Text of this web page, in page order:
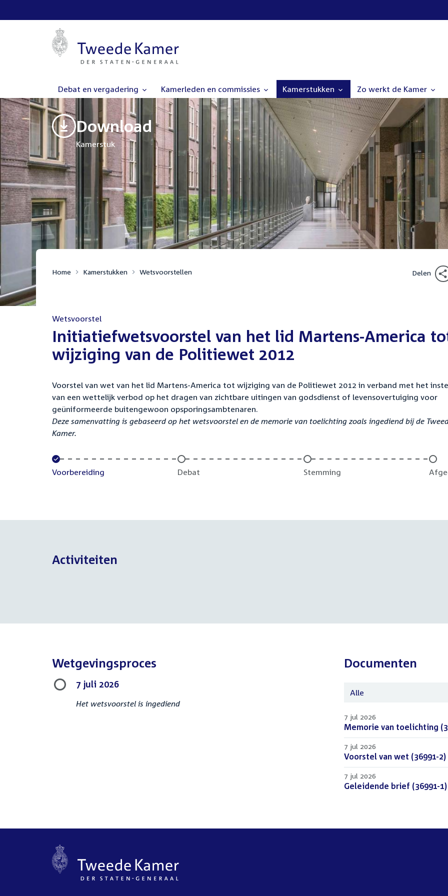
Debat en vergadering Kamerleden en commissies Kamerstukken Zo werkt de Kamer
Download
Kamerstuk
Home Kamerstukken Wetsvoorstellen Delen
Wetsvoorstel
:Initiatiefwetsvoorstel van het lid Martens-America
wijziging van de Politiewet 2012
Voorstel van wet van het lid Martens-America tot wijziging van de Politiewet 2012 in verband met het
van een wettelijk verbod op het dragen van zichtbare uitingen van godsdienst of levensovertuiging voor
geüniformeerde buitengewoon opsporingsambtenaren.
Deze samenvatting is gebaseerd op het wetsvoorstel en de memorie van toelichting zoals ingediend bij de
Kamer.
Voltooid:
Voorbereiding Onvoltooid:
Debat Onvoltooid:
Stemming
Activiteiten
Wetgevingsproces
7 juli 2026
Het wetsvoorstel is ingediend
Documenten
Alle
7 jul 2026
Download
bestand:
Memorie van toelichting
7 jul 2026
Download
bestand:
Voorstel van wet (36991-2)
7 jul 2026
Download
Geleidende brief (36991-1)